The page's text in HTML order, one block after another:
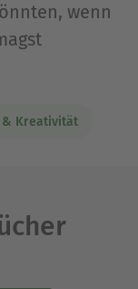
wenn
& Kreativität